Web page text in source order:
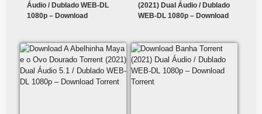
Áudio / Dublado WEB-DL
1080p – Download
(2021) Dual Áudio / Dublado
WEB-DL 1080p – Download